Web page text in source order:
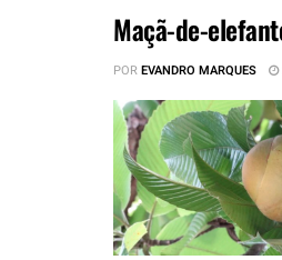
Maçã-de-
POREVANDRO MARQUES